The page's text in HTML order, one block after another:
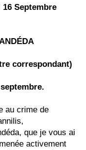
Septembre
correspondant)
au crime de
que je vous ai
activement